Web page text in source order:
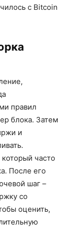
с Bitcoin
правил
блока. Затем
и
часто
После его
шаг –
со
оценить,